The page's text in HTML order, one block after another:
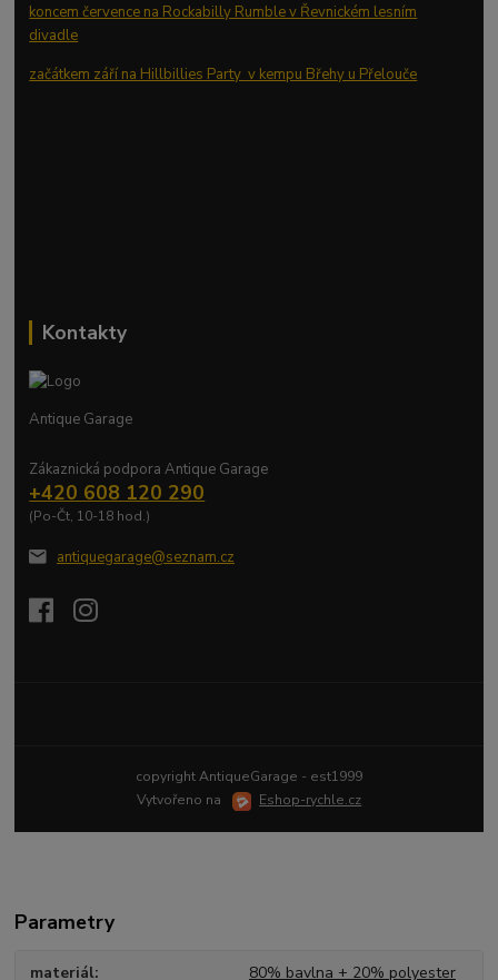
koncem července na Rockabilly Rumble v Řevnickém lesním
divadle
začátkem září na Hillbillies Party v kempu Břehy u Přelouče
Kontakty
Antique Garage
Zákaznická podpora Antique Garage
+420 608 120 290
(Po-Čt, 10-18 hod.)
antiquegarage@seznam.cz
copyright AntiqueGarage - est1999
Vytvořeno na
Eshop-rychle.cz
Parametry
materiál 80% bavlna + 20% polyester